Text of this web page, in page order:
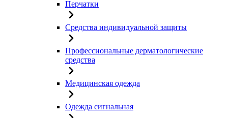
Перчатки
Средства индивидуальной защиты
Профессиональные дерматологические
средства
Медицинская одежда
Одежда сигнальная